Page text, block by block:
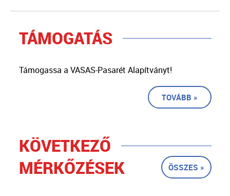
TÁMOGATÁS
Támogassa a VASAS-Pasarét Alapítványt!
TOVÁBB »
KÖVETKEZŐ
MÉRKŐZÉSEK
ÖSSZES »